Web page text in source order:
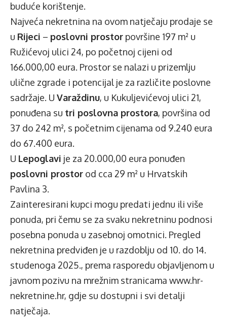
buduće korištenje.
Najveća nekretnina na ovom natječaju prodaje se
u Rijeci – poslovni prostor površine 197 m² u
Ružićevoj ulici 24, po početnoj cijeni od
166.000,00 eura. Prostor se nalazi u prizemlju
ulične zgrade i potencijal je za različite poslovne
sadržaje. U Varaždinu, u Kukuljevićevoj ulici 21,
ponuđena su tri poslovna prostora, površina od
37 do 242 m², s početnim cijenama od 9.240 eura
do 67.400 eura.
U Lepoglavi je za 20.000,00 eura ponuđen
poslovni prostor od cca 29 m² u Hrvatskih
Pavlina 3.
Zainteresirani kupci mogu predati jednu ili više
ponuda, pri čemu se za svaku nekretninu podnosi
posebna ponuda u zasebnoj omotnici. Pregled
nekretnina predviđen je u razdoblju od 10. do 14.
studenoga 2025., prema rasporedu objavljenom u
javnom pozivu na mrežnim stranicama www.hr-
nekretnine.hr, gdje su dostupni i svi detalji
natječaja.